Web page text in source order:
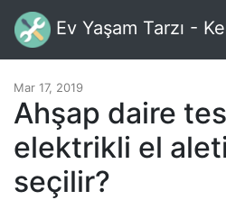
Ev Yaşam Tarzı -
Mar 17, 2019
Ahşap daire
elektrikli el aleti
seçilir?